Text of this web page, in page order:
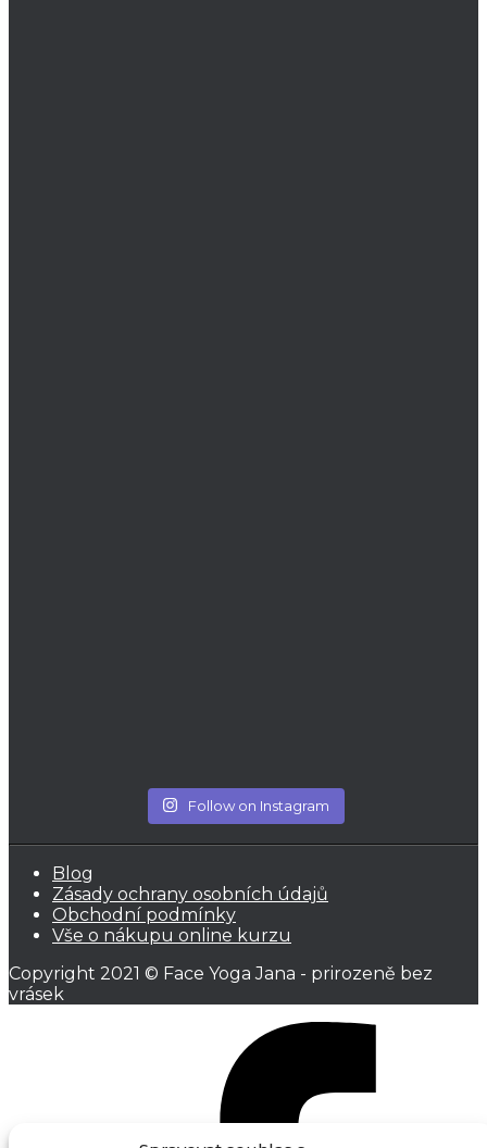
Follow on Instagram
Blog
Zásady ochrany osobních údajů
Obchodní podmínky
Vše o nákupu online kurzu
Copyright 2021 © Face Yoga Jana - prirozeně bez
vrásek